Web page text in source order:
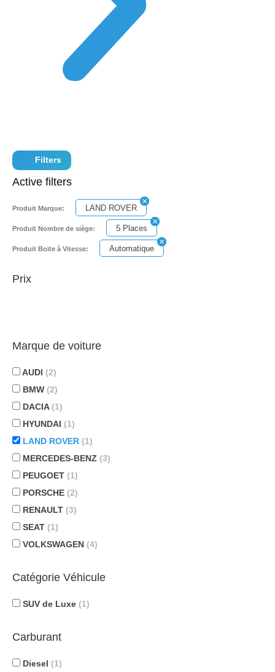
Filters
Active filters
Produit Marque: LAND ROVER
Produit Nombre de siège: 5 Places
Produit Boite à Vitesse: Automatique
Prix
Marque de voiture
AUDI (2)
BMW (2)
DACIA (1)
HYUNDAI (1)
LAND ROVER (1)
MERCEDES-BENZ (3)
PEUGOET (1)
PORSCHE (2)
RENAULT (3)
SEAT (1)
VOLKSWAGEN (4)
Catégorie Véhicule
SUV de Luxe (1)
Carburant
Diesel (1)